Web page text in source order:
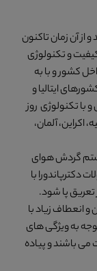
و از آن زمان تاکنون
و تکنولوژی
کشور و با به
ایتالیا و
با تکنولوژی روز
آلمان،
گردش هوای
با
پا شود.
زیاد با
به ویژگی های
باشند و پیاده